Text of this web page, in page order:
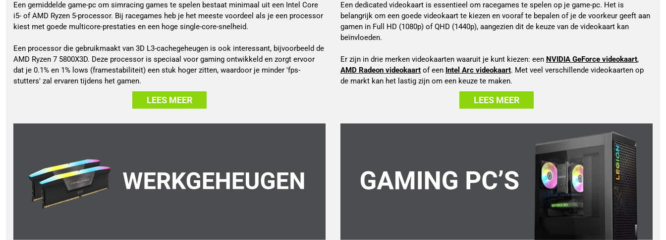
Een gemiddelde game-pc om simracing games te spelen bestaat minimaal uit een Intel Core
i5- of AMD Ryzen 5-processor. Bij racegames heb je het meeste voordeel als je een processor
kiest met goede multicore-prestaties en een hoge single-core-snelheid.
Een processor die gebruikmaakt van 3D L3-cachegeheugen is ook interessant, bijvoorbeeld de
AMD Ryzen 7 5800X3D. Deze processor is speciaal voor gaming ontwikkeld en zorgt ervoor
dat je 0.1% en 1% lows (framestabiliteit) een stuk hoger zitten, waardoor je minder 'fps-
stutters' zal ervaren tijdens het gamen.
LEES MEER
Een dedicated videokaart is essentieel om racegames te spelen op je game-pc. Het is
belangrijk om een goede videokaart te kiezen en vooraf te bepalen of je de voorkeur geeft aan
gamen in Full HD (1080p) of QHD (1440p), aangezien dit de keuze van de videokaart kan
beïnvloeden.
Er zijn in drie merken videokaarten waaruit je kunt kiezen: een NVIDIA GeForce videokaart
AMD Radeon videokaart of een Intel Arc videokaart. Met veel verschillende videokaarten op
de markt kan het lastig zijn om een keuze te maken.
LEES MEER